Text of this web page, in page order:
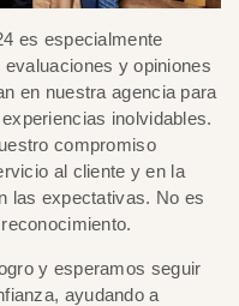
es especialmente
y opiniones
en nuestra agencia para
inolvidables.
compromiso
al cliente y en la
las expectativas. No es
y esperamos seguir
ayudando a